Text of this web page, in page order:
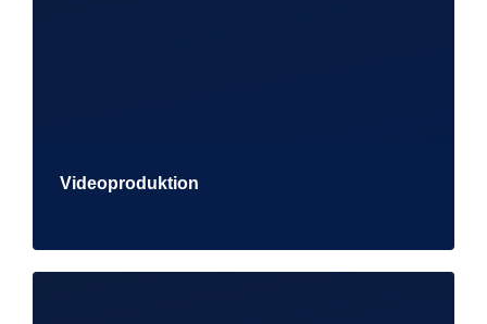
Videoproduktion